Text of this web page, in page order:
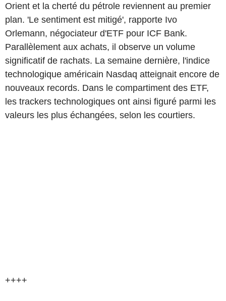
Orient et la cherté du pétrole reviennent au premier
plan. 'Le sentiment est mitigé', rapporte Ivo
Orlemann, négociateur d'ETF pour ICF Bank.
Parallèlement aux achats, il observe un volume
significatif de rachats. La semaine dernière, l'indice
technologique américain Nasdaq atteignait encore de
nouveaux records. Dans le compartiment des ETF,
les trackers technologiques ont ainsi figuré parmi les
valeurs les plus échangées, selon les courtiers.
++++